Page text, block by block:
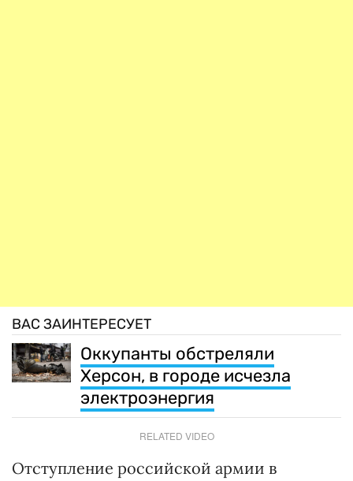
ВАС ЗАИНТЕРЕСУЕТ
Оккупанты обстреляли
Херсон, в городе исчезла
электроэнергия
RELATED VIDEO
Отступление российской армии в